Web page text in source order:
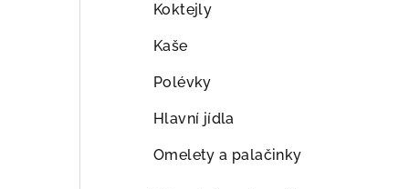
Koktejly
Kaše
Polévky
Hlavní jídla
Omelety a palačinky